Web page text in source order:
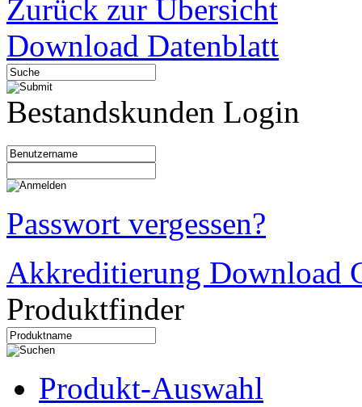
Zurück zur Übersicht
Download Datenblatt
Bestandskunden Login
Passwort vergessen?
Akkreditierung Download
Produktfinder
Produkt-Auswahl